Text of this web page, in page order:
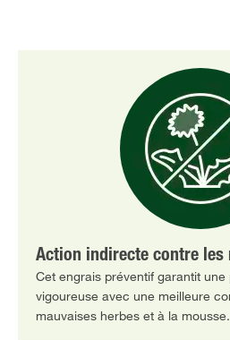
Action indirecte contre les
Cet engrais préventif garantit
vigoureuse avec une meilleure
mauvaises herbes et à la mousse.